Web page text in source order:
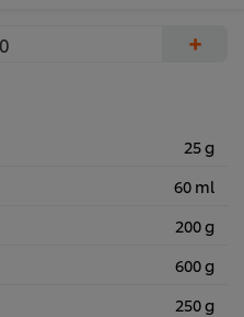
+
25 g
60 ml
200 g
600 g
250 g